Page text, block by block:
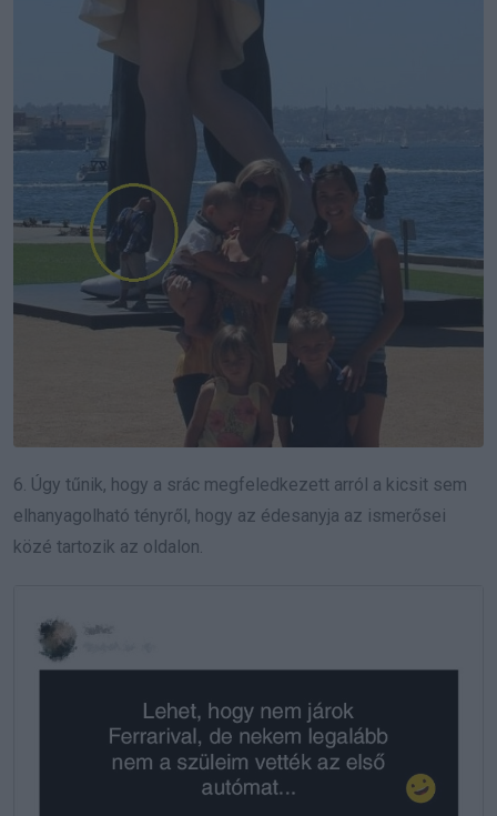
6. Úgy tűnik, hogy a srác megfeledkezett arról a kicsit sem
elhanyagolható tényről, hogy az édesanyja az ismerősei
közé tartozik az oldalon.